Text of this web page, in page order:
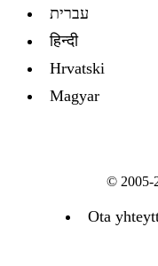
עברית
हिन्दी
Hrvatski
Magyar
© 2005-
Ota